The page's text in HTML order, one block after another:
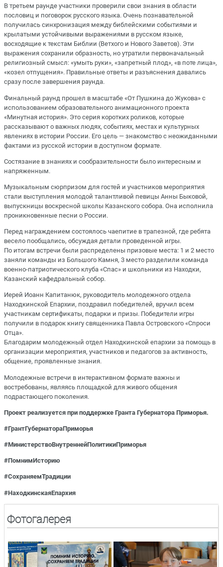
В третьем раунде участники проверили свои знания в области
пословиц и поговорок русского языка. Очень познавательной
получилась синхронизация между библейскими событиями и
крылатыми устойчивыми выражениями в русском языке,
восходящие к текстам Библии (Ветхого и Нового Заветов). Эти
выражения сохранили образность, но утратили первоначальный
религиозный смысл: «умыть руки», «запретный плод», «в поте лица»,
«козел отпущения». Правильные ответы и разъяснения давались
сразу после завершения раунда.
Финальный раунд прошел в масштабе «От Пушкина до Жукова» с
использованием образовательного анимационного проекта
«Минутная история». Это серия коротких роликов, которые
рассказывают о важных людях, событиях, местах и культурных
явлениях в истории России. Его цель — знакомство с неожиданными
фактами из русской истории в доступном формате.
Состязание в знаниях и сообразительности было интересным и
напряженным.
Музыкальным сюрпризом для гостей и участников мероприятия
стали выступления молодой талантливой певицы Анны Быковой,
выпускницы воскресной школы Казанского собора. Она исполнила
проникновенные песни о России.
Перед награждением состоялось чаепитие в трапезной, где ребята
весело пообщались, обсуждая детали проведенной игры.
По итогам встречи были распределены призовые места: 1 и 2 место
заняли команды из Большого Камня, 3 место разделили команда
военно-патриотического клуба «Спас» и школьники из Находки,
Казанский кафедральный собор.
Иерей Иоанн Капитанюк, руководитель молодежного отдела
Находкинской Епархии, поздравил победителей, вручил всем
участникам сертификаты, подарки и призы. Победители игры
получили в подарок книгу священника Павла Островского «Спроси
Отца».
Благодарим молодежный отдел Находкинской епархии за помощь в
организации мероприятия, участников и педагогов за активность,
общение, проявленные знания.
Молодежные встречи в интерактивном формате важны и
востребованы, являясь площадкой для живого общения
подрастающего поколения.
Проект реализуется при поддержке Гранта Губернатора Приморья.
#ГрантГубернатораПриморья
#МинистерствоВнутреннейПолитикиПриморья
#ПомнимИсторию
#СохраняемТрадиции
#НаходкинскаяЕпархия
Фотогалерея